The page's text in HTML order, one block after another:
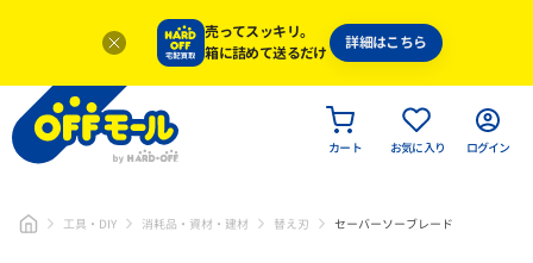
売ってスッキリ。
箱に詰めて送るだけ
詳細はこちら
カート お気に入り ログイン
工具・DIY 消耗品・資材・建材 替え刃 セーバーソーブレード